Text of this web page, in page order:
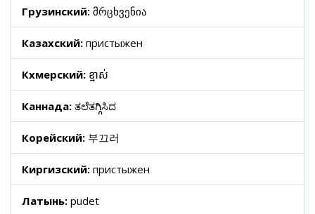
Грузинский: მრცხვენია
Казахский: пристыжен
Кхмерский: ខ្មាស់
Каннада: ತಲೆತಗ್ಗಿಸಿದ
Корейский: 부끄러
Киргизский: пристыжен
Латынь: pudet